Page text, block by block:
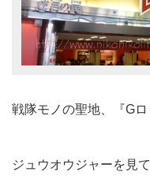
戦隊モノの聖地、『Gロ
ジュウオウジャーを見